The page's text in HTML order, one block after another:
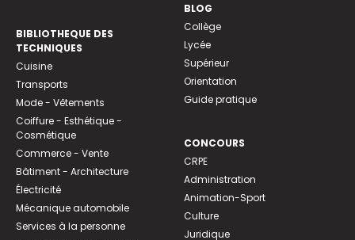
BIBLIOTHEQUE DES
TECHNIQUES
Cuisine
Transports
Mode - Vêtements
Coiffure - Esthétique -
Cosmétique
Commerce - Vente
Bâtiment - Architecture
Électricité
Mécanique automobile
Services à la personne
BLOG
Collège
Lycée
Supérieur
Orientation
Guide pratique
CONCOURS
CRPE
Administration
Animation-Sport
Culture
Juridique